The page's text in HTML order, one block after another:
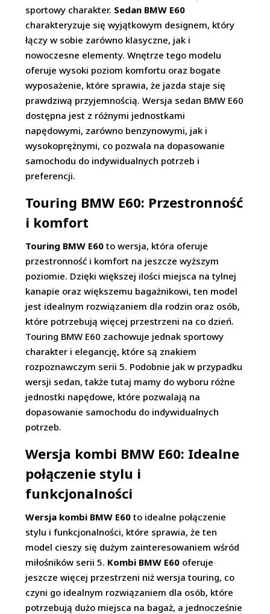
sportowy charakter. Sedan BMW E60
charakteryzuje się wyjątkowym designem, który
łączy w sobie zarówno klasyczne, jak i
nowoczesne elementy. Wnętrze tego modelu
oferuje wysoki poziom komfortu oraz bogate
wyposażenie, które sprawia, że jazda staje się
prawdziwą przyjemnością. Wersja sedan BMW E60
dostępna jest z różnymi jednostkami
napędowymi, zarówno benzynowymi, jak i
wysokoprężnymi, co pozwala na dopasowanie
samochodu do indywidualnych potrzeb i
preferencji.
Touring BMW E60: Przestronność
i komfort
Touring BMW E60 to wersja, która oferuje
przestronność i komfort na jeszcze wyższym
poziomie. Dzięki większej ilości miejsca na tylnej
kanapie oraz większemu bagażnikowi, ten model
jest idealnym rozwiązaniem dla rodzin oraz osób,
które potrzebują więcej przestrzeni na co dzień.
Touring BMW E60 zachowuje jednak sportowy
charakter i elegancję, które są znakiem
rozpoznawczym serii 5. Podobnie jak w przypadku
wersji sedan, także tutaj mamy do wyboru różne
jednostki napędowe, które pozwalają na
dopasowanie samochodu do indywidualnych
potrzeb.
Wersja kombi BMW E60: Idealne
połączenie stylu i
funkcjonalności
Wersja kombi BMW E60 to idealne połączenie
stylu i funkcjonalności, które sprawia, że ten
model cieszy się dużym zainteresowaniem wśród
miłośników serii 5. Kombi BMW E60 oferuje
jeszcze więcej przestrzeni niż wersja touring, co
czyni go idealnym rozwiązaniem dla osób, które
potrzebują dużo miejsca na bagaż, a jednocześnie